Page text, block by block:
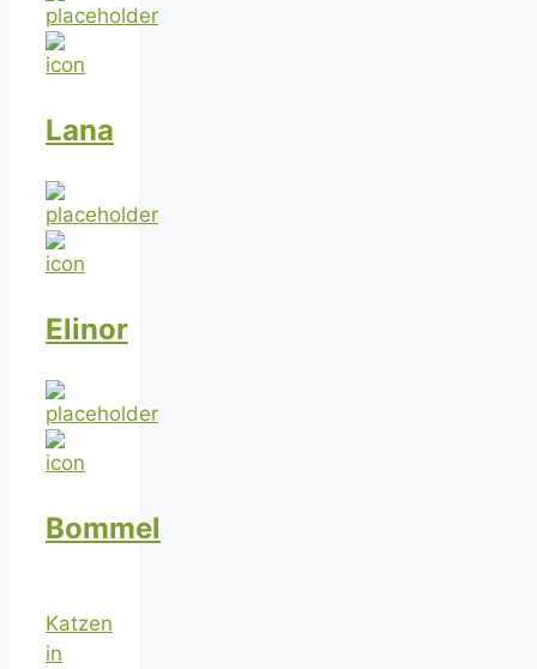
Lana
Elinor
Bommel
Katzen
in